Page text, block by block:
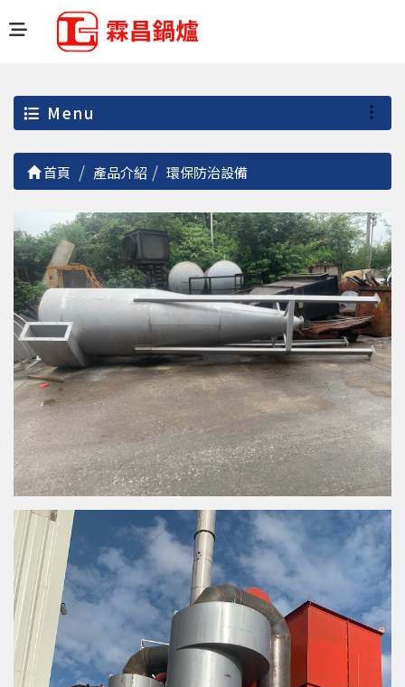
Menu
首頁 產品介紹 環保防治設備